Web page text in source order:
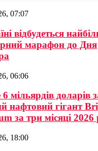
07:07
відбудеться
марафон до Дня
06:06
мільярдів доларів
нафтовий гігант
за три місяці 2026
18:00